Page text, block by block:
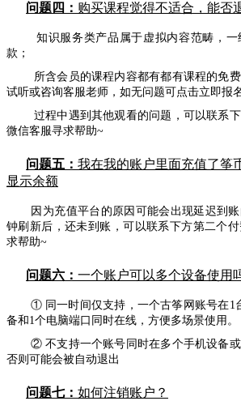
问题四： 购买课程觉得不适合，能否
知识服务类产品属于虚拟内容范畴，
款；
所含会员的课程内容都有都有课程的免费
试听或咨询客服老师，如无问题可点击立即报
过程中遇到其他观看的问题，可以联系下
微信客服寻求帮助~
问题五： 我在我的账户里面充值了筝
显示余额
因为充值平台的原因可能会出现延迟到
钟刷新后，还未到账，可以联系下方第二个
求帮助~
问题六： 一个账户可以多个设备使用
① 同一时间仅支持，一个古筝网账号在1
备和1个电脑端口同时在线，方便多场景使用。
② 不支持一个账号同时在多个手机设备或
否则可能会被自动退出
问题七： 如何注销账户？